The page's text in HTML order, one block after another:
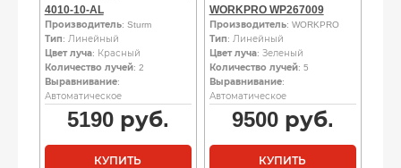
4010-10-AL
Производитель: Sturm
Тип: Линейный
Цвет луча: Красный
Количество лучей: 2
Выравнивание:
Автоматическое
5190руб.
КУПИТЬ
WORKPRO WP267009
Производитель: WORKPRO
Тип: Линейный
Цвет луча: Зеленый
Количество лучей: 5
Выравнивание:
Автоматическое
9500руб.
КУПИТЬ